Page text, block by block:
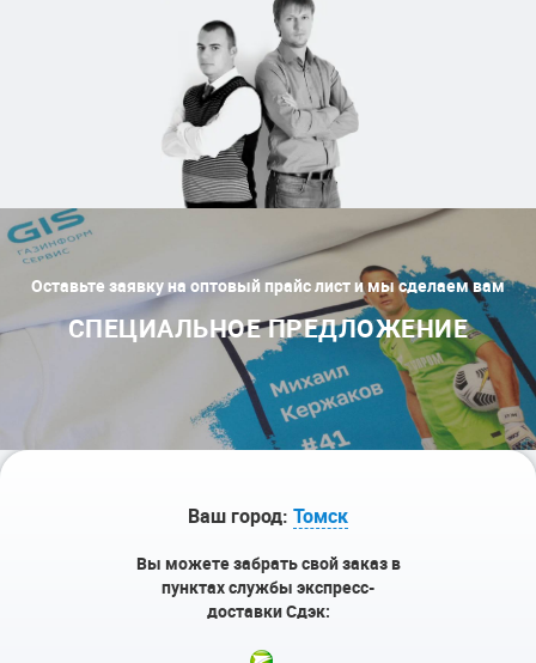
Оставьте заявку на оптовый прайс лист и мы сделаем вам
СПЕЦИАЛЬНОЕ ПРЕДЛОЖЕНИЕ
Ваш город: Томск
Вы можете забрать свой заказ в
пунктах службы экспресс-
доставки Сдэк: